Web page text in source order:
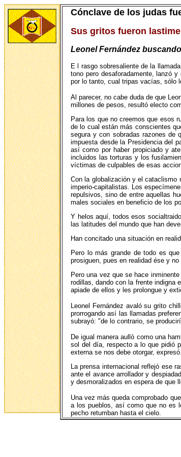
Cónclave de los judas
Sus gritos fueron
Leonel Fernández
E l rasgo sobresaliente de la
tono pero desaforadamente, lanzó
por lo tanto, cual tripas vacías, sólo
Al parecer, no cabe duda de que
millones de pesos, resultó electo
Para los que no creemos que esos
de lo cual están más conscientes
segura y con sobradas razones de
impuesta desde la Presidencia del
así como por haber propiciado y
incluidos las torturas y los
víctimas de culpables de esas
Con la globalización y el cataclismo
imperio-capitalistas. Los
repulsivos, sino de entre aquellas
males sociales en beneficio de los
Y helos aquí, todos esos
las latitudes del mundo que han
Han concitado una situación en
Pero lo más grande de todo es
prosiguen, pues en realidad ése y
Pero una vez que se hace
rodillas, dando con la frente indigna
apiade de ellos y les prolongue y
Leonel Fernández avaló su grito
prorrogando así las llamadas
subrayó: "de lo contrario, se
De igual manera aulló como una
sol del día, respecto a lo que pidió
externa se nos debe otorgar, expresó.
La prensa internacional reflejó ese
ante el avance arrollador y
y desmoralizados en espera de que
Una vez más queda comprobado
a los pueblos, así como que no es
pecho retumban hasta el cielo.